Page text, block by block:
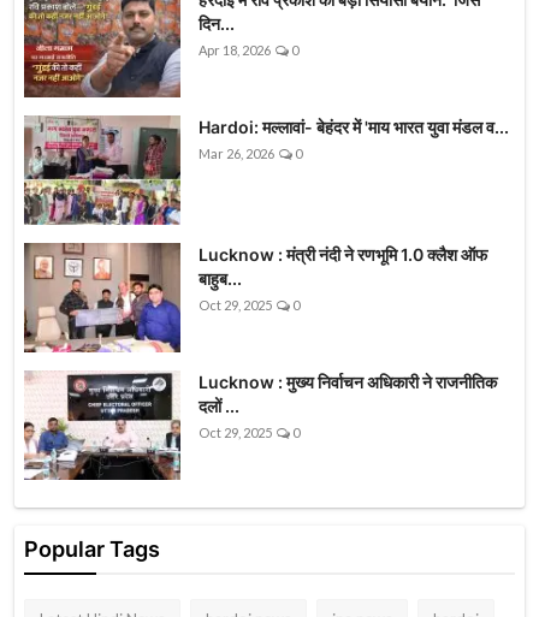
दिन...
Apr 18, 2026 0
Hardoi: मल्लावां- बेहंदर में 'माय भारत युवा मंडल व...
Mar 26, 2026 0
Lucknow : मंत्री नंदी ने रणभूमि 1.0 क्लैश ऑफ
बाहुब...
Oct 29, 2025 0
Lucknow : मुख्य निर्वाचन अधिकारी ने राजनीतिक
दलों ...
Oct 29, 2025 0
Popular Tags